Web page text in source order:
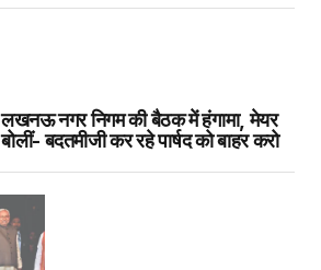
लखनऊ नगर निगम की बैठक में हंगामा, मेयर
बोलीं- बदतमीजी कर रहे पार्षद को बाहर करो